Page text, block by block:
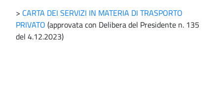
> CARTA DEI SERVIZI IN MATERIA DI TRASPORTO
PRIVATO (approvata con Delibera del Presidente n. 135
del 4.12.2023)